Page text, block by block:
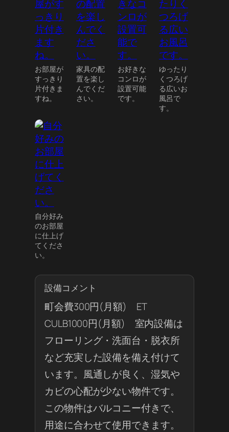
お部屋が
すっきり
片付きま
すね。
家具の配
置を楽し
んでくだ
さい。
お好きな
コンロが
設置可能
です。
ゆったり
くつろげ
る広いお
風呂で
す。
自分好み
のお部屋
に仕上げ
てくださ
い。
設備コメント
町会費300円(月額) ET
CULB1000円(月額) 室内設備は
フローリング・洗面台・脱衣所
など充実した設備を備え付けて
います。風通しが良く、湿気や
カビの心配が少ない物件です。
この物件はバルコニー付きで、
用途に合わせて使用できます。